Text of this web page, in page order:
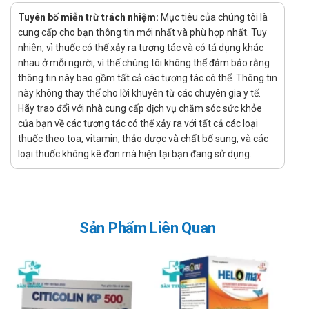
phần nào khác có trong sản phẩm.
Liều dùng - Cách dùng sản phẩm
Citikogin
Nên tham khảo thông tin từ bác sĩ, dược sĩ hoặc đọc kỹ hướng
dẫn sử dụng trước khi dùng.
Uống 1 viên/ lần, ngày 2 – 3 viên
Lưu ý khi sử dụng sản phẩm Citikogin
Tác dụng phụ của sản phẩm Citikogin
Tác dụng phụ có thể không giống nhau tùy vào cơ địa mỗi
người. Thông báo cho bác sĩ những tác dụng không mong
Tuyên bố miễn trừ trách nhiệm: Mục tiêu của chúng tôi là
cung cấp cho bạn thông tin mới nhất và phù hợp nhất. Tuy
nhiên, vì thuốc có thể xảy ra tương tác và có tá dụng khác
nhau ở mỗi người, vì thế chúng tôi không thể đảm bảo rằng
thông tin này bao gồm tất cả các tương tác có thể. Thông tin
này không thay thế cho lời khuyên từ các chuyên gia y tế.
Hãy trao đổi với nhà cung cấp dịch vụ chăm sóc sức khỏe
của bạn về các tương tác có thể xảy ra với tất cả các loại
thuốc theo toa, vitamin, thảo dược và chất bổ sung, và các
loại thuốc không kê đơn mà hiện tại bạn đang sử dụng.
Sản Phẩm Liên Quan